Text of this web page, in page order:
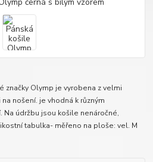
značky Olymp je vyrobena z velmi
nošení. je vhodná k různým
údržbu jsou košile nenáročné,
tabulka- měřeno na ploše: vel. M